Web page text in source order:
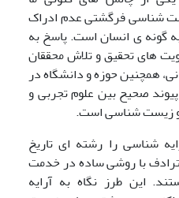
شناسی فرگشتی عدم ادراک
گونه ی انسان است. پاسخ به
های تحقیق و تلاش محققان
همچنین حوزه و دانشگاه در
صحیح بین علوم تجربی و
و زیست شناسی است.
شناسی را رشته ای تاریخ
با روشی ساده در خدمت
این طرز نگاه به آرایه